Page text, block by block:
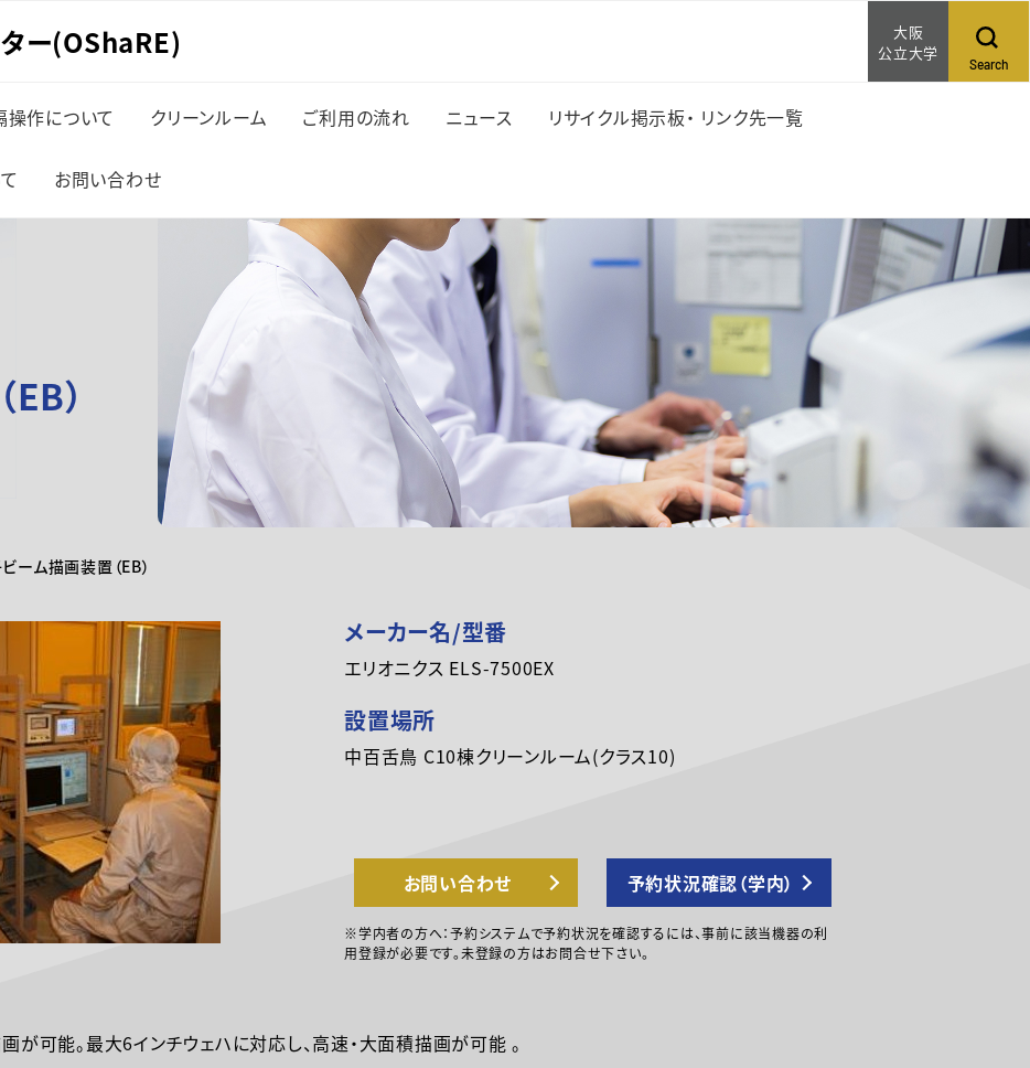
ー(OShaRE)
大阪
公立大学
Search
操作について クリーンルーム ご利用の流れ ニュース リサイクル掲示板・ リンク先一覧
お問い合わせ
）
ーム描画装置（EB）
メーカー名/型番
エリオニクス ELS-7500EX
設置場所
中百舌鳥 C10棟クリーンルーム(クラス10)
お問い合わせ 予約状況確認（学内）
※学内者の方へ：予約システムで予約状況を確認するには、事前に該当機器の利
用登録が必要です。未登録の方はお問合せ下さい。
可能。最大6インチウェハに対応し、高速・大面積描画が可能 。